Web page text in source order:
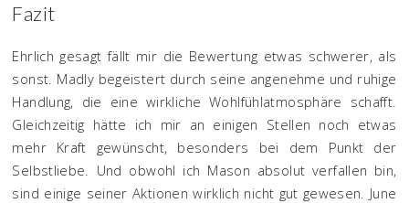
Fazit
Ehrlich gesagt fällt mir die Bewertung etwas schwerer, als
sonst. Madly begeistert durch seine angenehme und ruhige
Handlung, die eine wirkliche Wohlfühlatmosphäre schafft.
Gleichzeitig hätte ich mir an einigen Stellen noch etwas
mehr Kraft gewünscht, besonders bei dem Punkt der
Selbstliebe. Und obwohl ich Mason absolut verfallen bin,
sind einige seiner Aktionen wirklich nicht gut gewesen. June